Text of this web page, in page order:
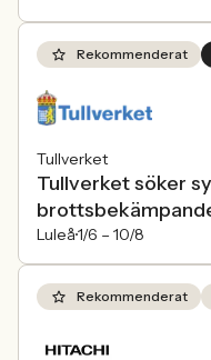
Rekommenderat
Tullverket
Tullverket söker
Luleå1/6 – 10/8
Rekommenderat